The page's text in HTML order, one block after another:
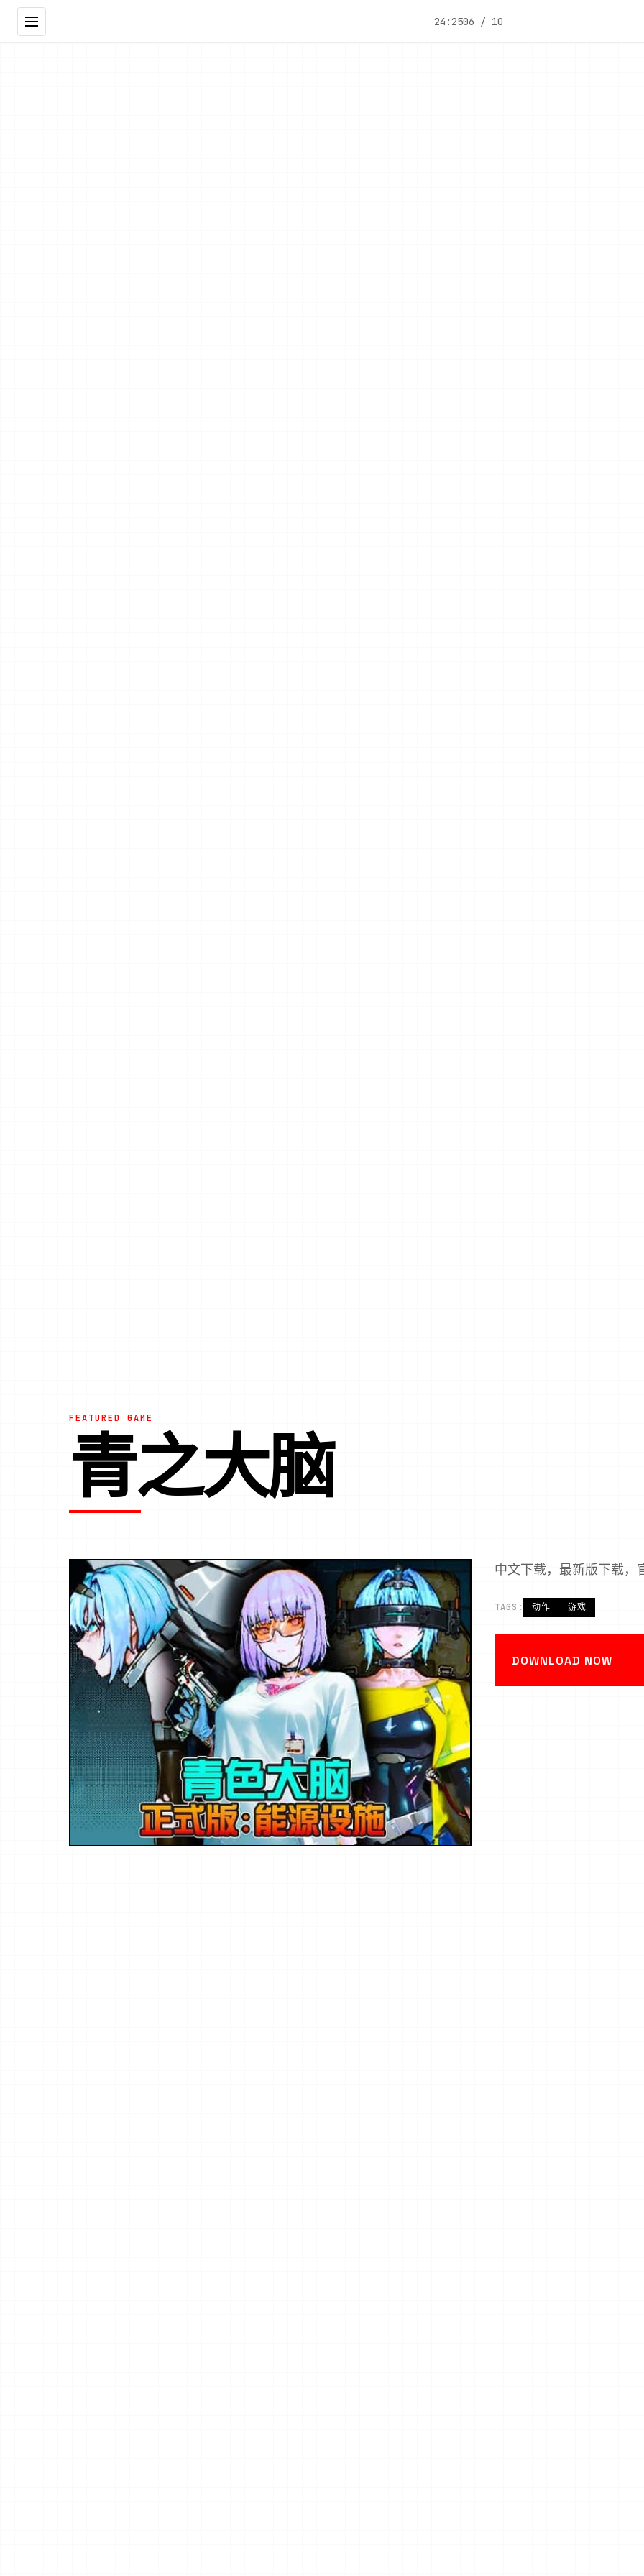
24:2506 / 10
FEATURED GAME
青之大脑
中文下载，最新版下载，
TAGS: 动作 游戏
DOWNLOAD NOW